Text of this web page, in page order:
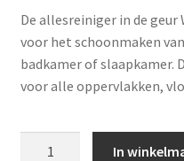
De allesreiniger in de
voor het schoonmaken
badkamer of slaapkamer.
voor alle oppervlakken,
In